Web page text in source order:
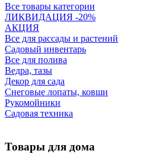
Все товары категории
ЛИКВИДАЦИЯ -20%
АКЦИЯ
Все для рассады и растений
Садовый инвентарь
Все для полива
Ведра, тазы
Декор для сада
Снеговые лопаты, ковши
Рукомойники
Садовая техника
Товары для дома